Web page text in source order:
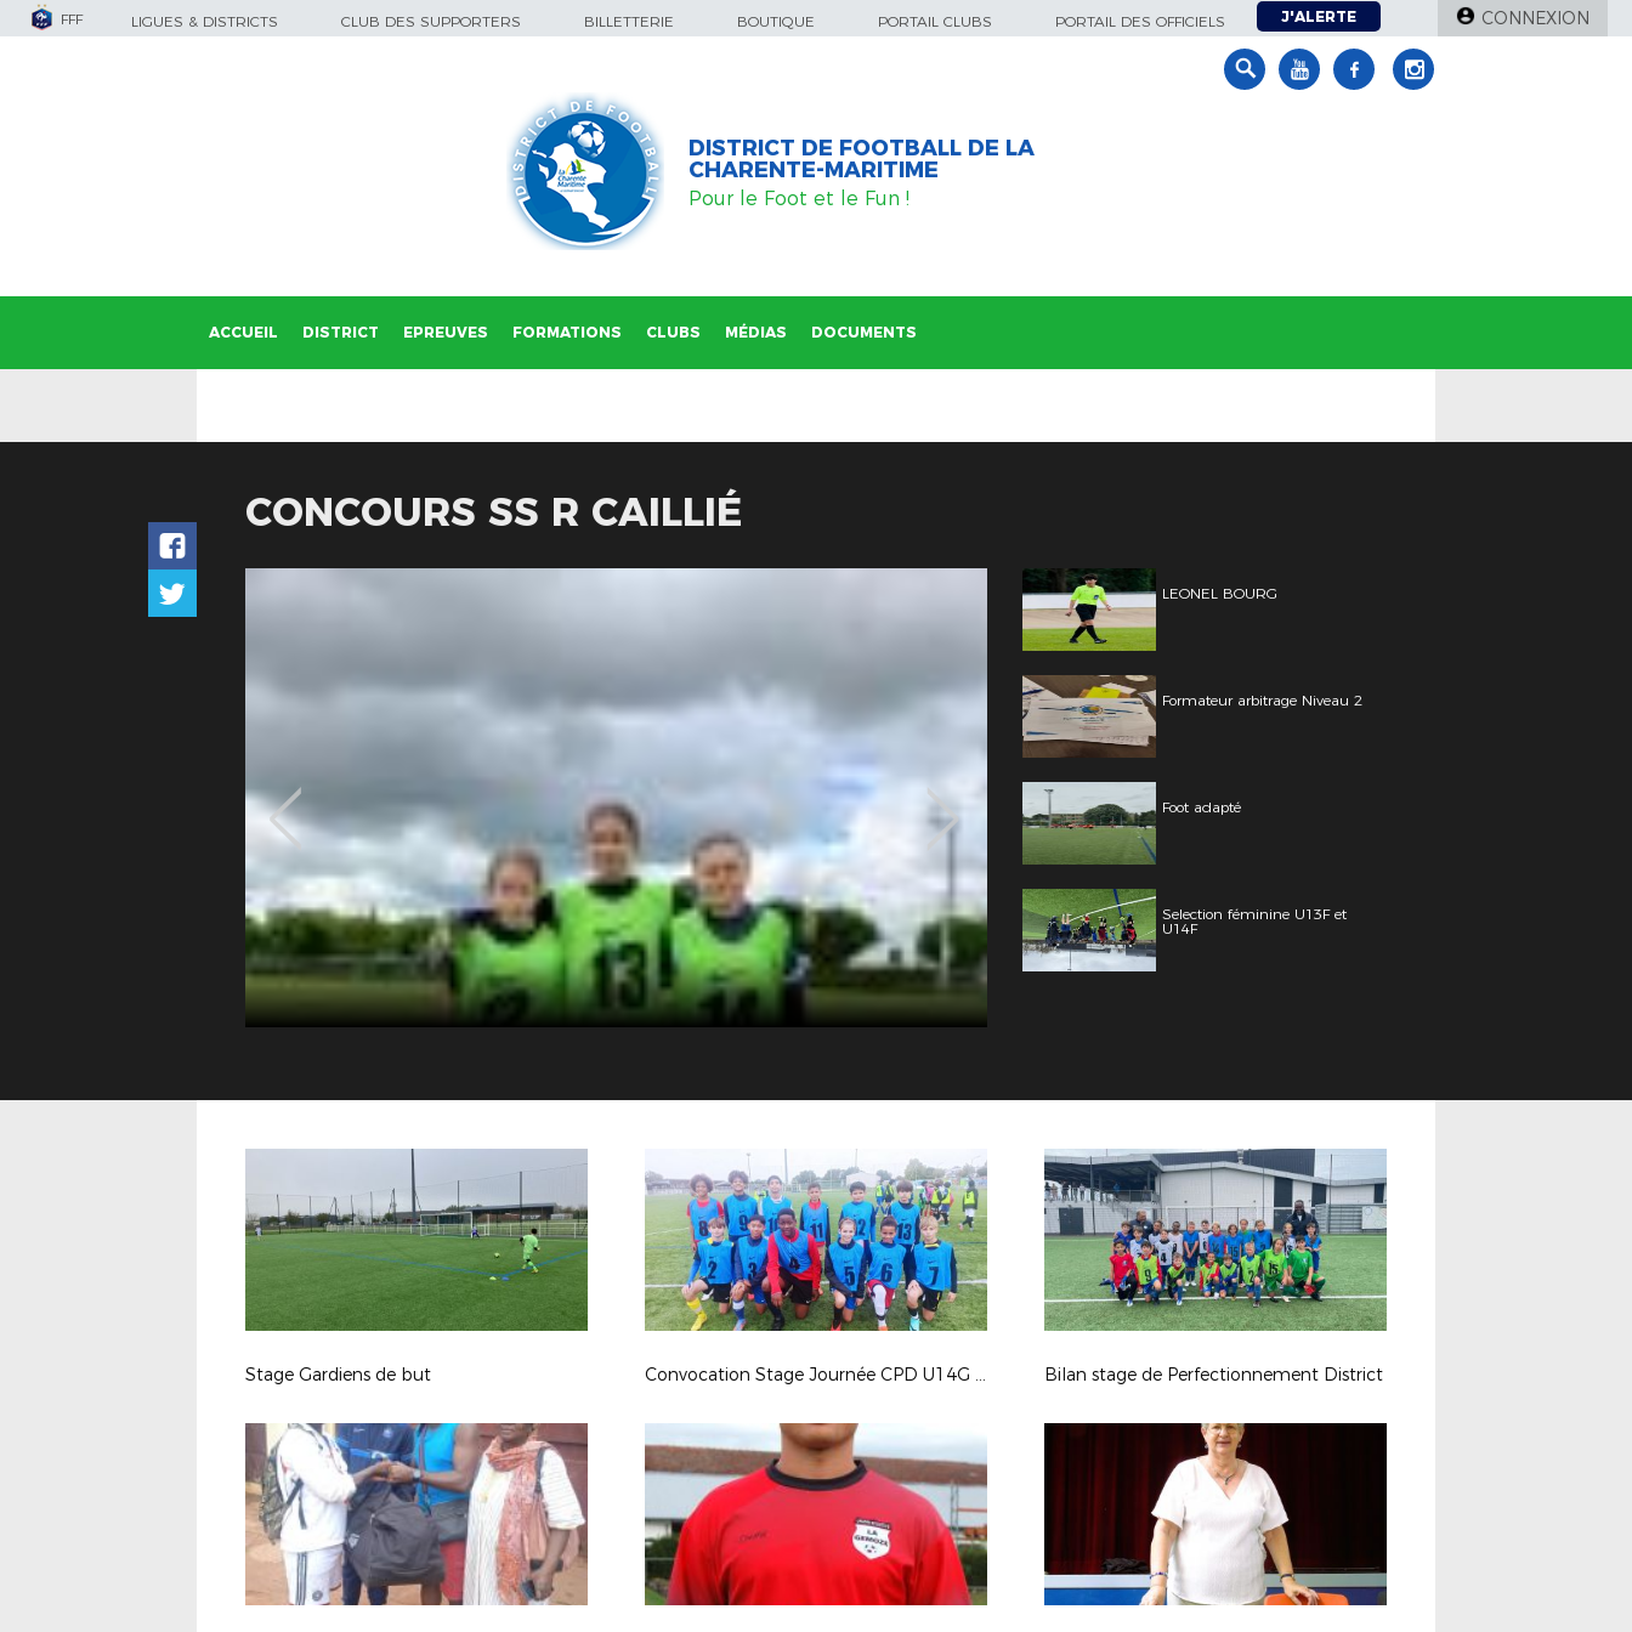
FFF LIGUES & DISTRICTS CLUB DES SUPPORTERS BILLETTERIE BOUTIQUE PORTAIL CLUBS PORTAIL DES OFFICIELS J'ALERTE CONNEXION
DISTRICT DE FOOTBALL DE LA
CHARENTE-MARITIME
Pour le Foot et le Fun !
ACCUEIL DISTRICT EPREUVES FORMATIONS CLUBS MÉDIAS DOCUMENTS
CONCOURS SS R CAILLIÉ
LEONEL BOURG
Formateur arbitrage Niveau 2
Foot adapté
Selection féminine U13F et
U14F
Stage Gardiens de but Convocation Stage Journée CPD U14G (Nés en 2011) Bilan stage de Perfectionnement District